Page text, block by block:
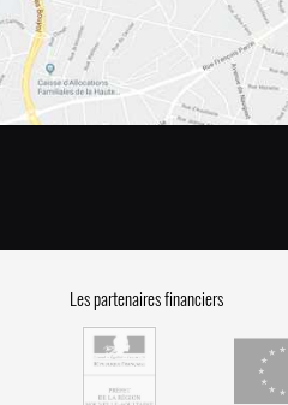
Les partenaires financiers